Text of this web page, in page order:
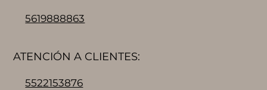
5619888863
ATENCIÓN A CLIENTES:
5522153876